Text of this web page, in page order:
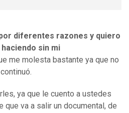
diferentes razones y quiero
sin mi
me molesta bastante ya que no
ya que le cuento a ustedes
que va a salir un documental, de